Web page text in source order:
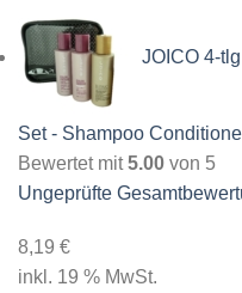
JOICO 4-
Set - Shampoo
Bewertet mit5.00 von 5
Ungeprüfte
8,19 €
inkl. 19 % MwSt.